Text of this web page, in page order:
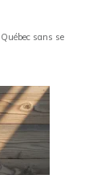
sans se